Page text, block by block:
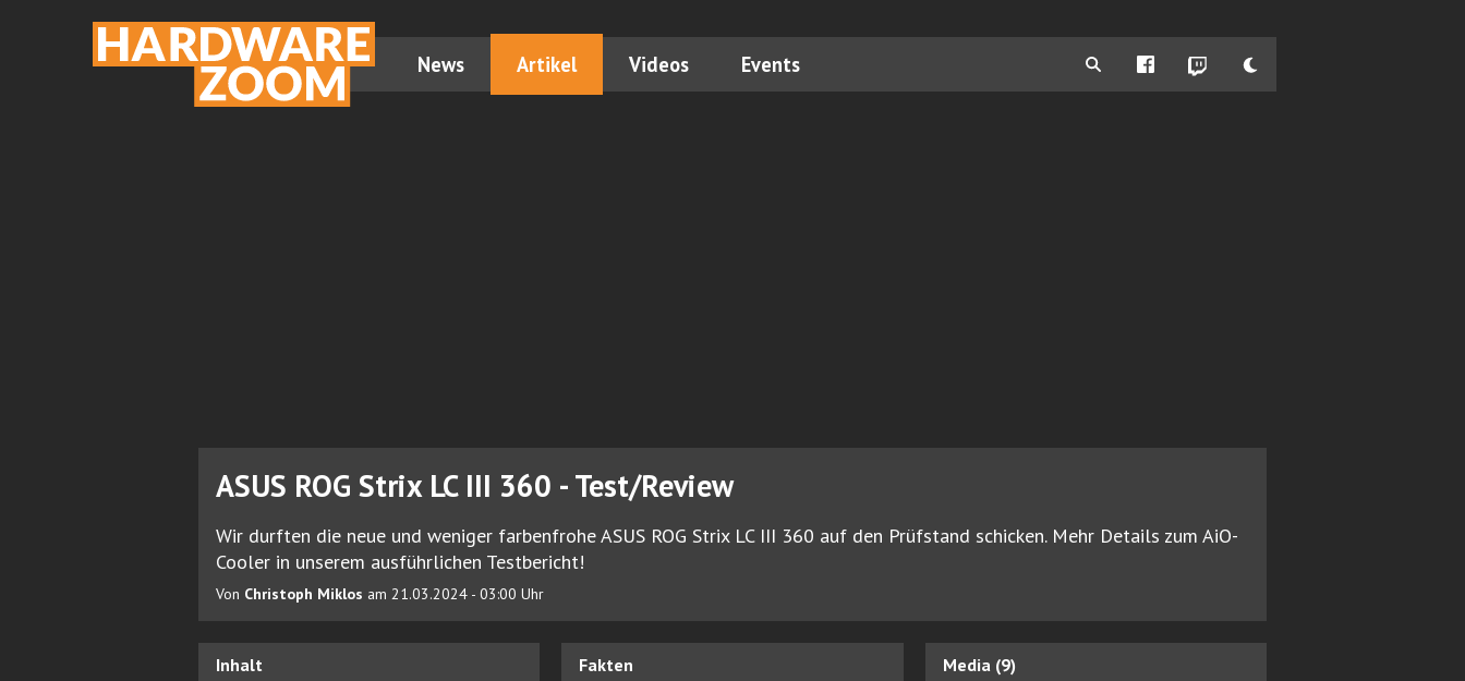
News Artikel Videos Events
ASUS ROG Strix LC III 360 - Test/Review
Wir durften die neue und weniger farbenfrohe ASUS ROG Strix LC III 360 auf den Prüfstand schicken. Mehr Details zum AiO-
Cooler in unserem ausführlichen Testbericht!
Von Christoph Miklos am 21.03.2024 - 03:00 Uhr
Inhalt Fakten Media (9)